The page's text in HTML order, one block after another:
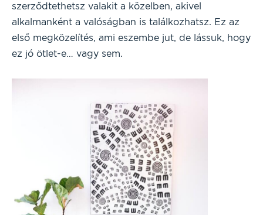
szerződtethetsz valakit a közelben, akivel
alkalmanként a valóságban is találkozhatsz. Ez az
első megközelítés, ami eszembe jut, de lássuk, hogy
ez jó ötlet-e… vagy sem.